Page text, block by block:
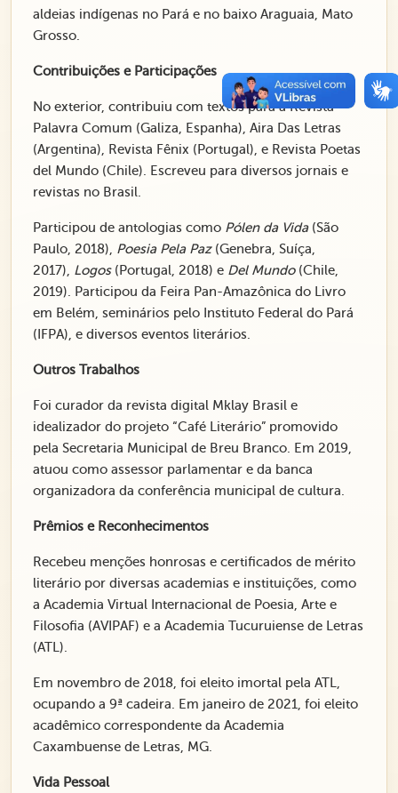
aldeias indígenas no Pará e no baixo Araguaia, Mato
Grosso.
Contribuições e Participações
No exterior, contribuiu com textos para a Revista
Palavra Comum (Galiza, Espanha), Aira Das Letras
(Argentina), Revista Fênix (Portugal), e Revista Poetas
del Mundo (Chile). Escreveu para diversos jornais e
revistas no Brasil.
Participou de antologias como Pólen da Vida(São
Paulo, 2018), Poesia Pela Paz(Genebra, Suíça,
2017), Logos(Portugal, 2018) e Del Mundo(Chile,
2019). Participou da Feira Pan-Amazônica do Livro
em Belém, seminários pelo Instituto Federal do Pará
(IFPA), e diversos eventos literários.
Outros Trabalhos
Foi curador da revista digital Mklay Brasil e
idealizador do projeto “Café Literário” promovido
pela Secretaria Municipal de Breu Branco. Em 2019,
atuou como assessor parlamentar e da banca
organizadora da conferência municipal de cultura.
Prêmios e Reconhecimentos
Recebeu menções honrosas e certificados de mérito
literário por diversas academias e instituições, como
a Academia Virtual Internacional de Poesia, Arte e
Filosofia (AVIPAF) e a Academia Tucuruiense de Letras
(ATL).
Em novembro de 2018, foi eleito imortal pela ATL,
ocupando a 9ª cadeira. Em janeiro de 2021, foi eleito
acadêmico correspondente da Academia
Caxambuense de Letras, MG.
Vida Pessoal